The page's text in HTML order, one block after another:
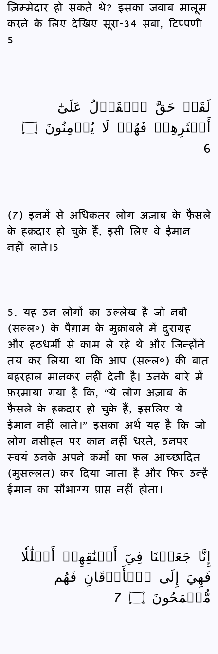
ज़िम्मेदार हो सकते थे? इसका जवाब मालूम
करने के लिए देखिए सूरा-34 सबा, टिप्पणी
5
لَقَدۡ حَقَّ ٱلۡقَوۡلُ عَلَىٰٓ
أَكۡثَرِهِمۡ فَهُمۡ لَا يُؤۡمِنُونَ ۝
6
(7) इनमें से अधिकतर लोग अज़ाब के फै़सले
के हक़दार हो चुके हैं, इसी लिए वे ईमान
नहीं लाते।5
5. यह उन लोगों का उल्लेख है जो नबी
(सल्ल०) के पैग़ाम के मुक़ाबले में दुराग्रह
और हठधर्मी से काम ले रहे थे और जिन्होंने
तय कर लिया था कि आप (सल्ल०) की बात
बहरहाल मानकर नहीं देनी है। उनके बारे में
फ़रमाया गया है कि, “ये लोग अज़ाब के
फै़सले के हक़दार हो चुके हैं, इसलिए ये
ईमान नहीं लाते।” इसका अर्थ यह है कि जो
लोग नसीहत पर कान नहीं धरते, उनपर
स्वयं उनके अपने कर्मों का फल आच्छादित
(मुसल्लत) कर दिया जाता है और फिर उन्हें
ईमान का सौभाग्य प्राप्त नहीं होता।
إِنَّا جَعَلۡنَا فِيٓ أَعۡنَٰقِهِمۡ أَغۡلَٰلٗا
فَهِيَ إِلَى ٱلۡأَذۡقَانِ فَهُم
مُّقۡمَحُونَ ۝ 7